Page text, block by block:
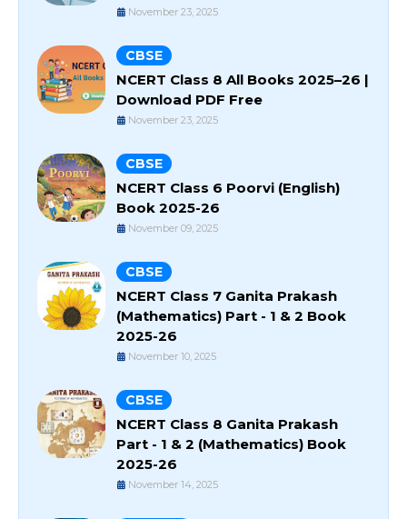
November 23, 2025
CBSE
NCERT Class 8 All Books 2025–26 |
Download PDF Free
November 23, 2025
CBSE
NCERT Class 6 Poorvi (English)
Book 2025-26
November 09, 2025
CBSE
NCERT Class 7 Ganita Prakash
(Mathematics) Part - 1 & 2 Book
2025-26
November 10, 2025
CBSE
NCERT Class 8 Ganita Prakash
Part - 1 & 2 (Mathematics) Book
2025-26
November 14, 2025